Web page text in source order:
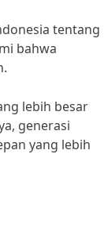
tentang
bahwa
lebih besar
generasi
yang lebih